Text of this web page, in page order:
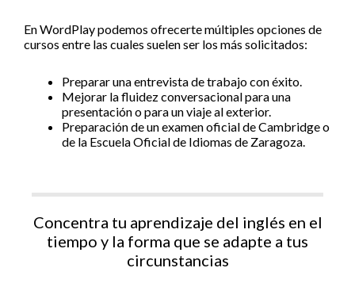
En WordPlay podemos ofrecerte múltiples opciones de
cursos entre las cuales suelen ser los más solicitados:
Preparar una entrevista de trabajo con éxito.
Mejorar la fluidez conversacional para una
presentación o para un viaje al exterior.
Preparación de un examen oficial de Cambridge o
de la Escuela Oficial de Idiomas de Zaragoza.
Concentra tu aprendizaje del inglés en el
tiempo y la forma que se adapte a tus
circunstancias